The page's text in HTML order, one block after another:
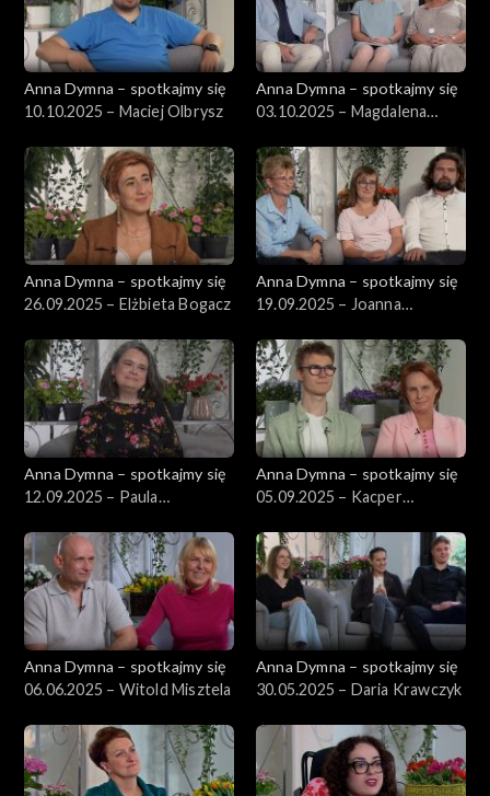
Anna Dymna – spotkajmy się
10.10.2025 – Maciej Olbrysz
Anna Dymna – spotkajmy się
03.10.2025 – Magdalena
Anna Dymna – spotkajmy się
26.09.2025 – Elżbieta Bogacz
Anna Dymna – spotkajmy się
19.09.2025 – Joanna
Anna Dymna – spotkajmy się
12.09.2025 – Paula
Anna Dymna – spotkajmy się
05.09.2025 – Kacper
Anna Dymna – spotkajmy się
06.06.2025 – Witold Misztela
Anna Dymna – spotkajmy się
30.05.2025 – Daria Krawczyk